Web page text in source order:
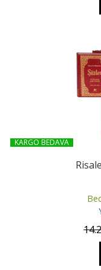
KARGO BEDAVA